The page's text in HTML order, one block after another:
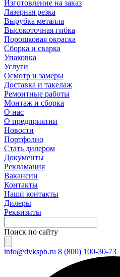
Изготовление на заказ
Лазерная резка
Вырубка металла
Высокоточная гибка
Порошковая окраска
Сборка и сварка
Упаковка
Услуги
Осмотр и замеры
Доставка и такелаж
Ремонтные работы
Монтаж и сборка
О нас
О предприятии
Новости
Портфолио
Стать дилером
Документы
Рекламация
Вакансии
Контакты
Наши контакты
Дилеры
Реквизиты
Поиск по сайту
info@dvkspb.ru 8 (800) 100-30-73